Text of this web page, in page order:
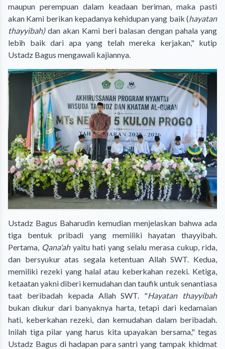
maupun perempuan dalam keadaan beriman, maka pasti
akan Kami berikan kepadanya kehidupan yang baik (hayatan
thayyibah)dan akan Kami beri balasan dengan pahala yang
lebih baik dari apa yang telah mereka kerjakan," kutip
Ustadz Bagus mengawali kajiannya.
Ustadz Bagus Baharudin kemudian menjelaskan bahwa ada
tiga bentuk pribadi yang memiliki hayatan thayyibah.
Pertama, Qana'ah yaitu hati yang selalu merasa cukup, rida,
dan bersyukur atas segala ketentuan Allah SWT. Kedua,
memiliki rezeki yang halal atau keberkahan rezeki. Ketiga,
ketaatan yakni diberi kemudahan dan taufik untuk senantiasa
taat beribadah kepada Allah SWT. "Hayatan thayyibah
bukan diukur dari banyaknya harta, tetapi dari kedamaian
hati, keberkahan rezeki, dan kemudahan dalam beribadah.
Inilah tiga pilar yang harus kita upayakan bersama," tegas
Ustadz Bagus di hadapan para santri yang tampak khidmat